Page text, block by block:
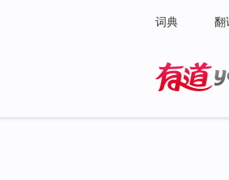
词典 翻